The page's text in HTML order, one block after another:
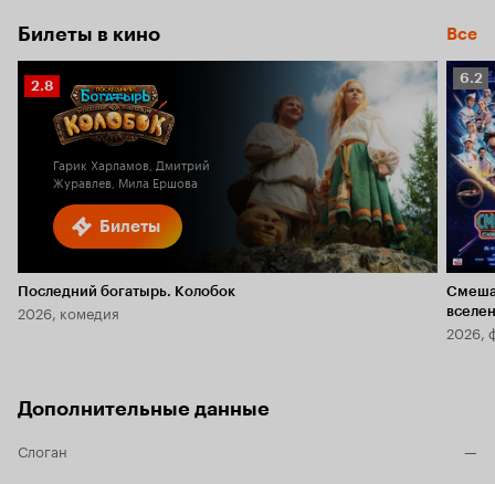
Билеты в кино Все
Билеты
Рейтинг
Кинопоиска
2.8
Гарик Харламов, Дмитрий
Журавлев, Мила Ершова
Последний богатырь. Колобок
2026, комедия
6.2
6.2
2026,
Дополнительные данные
Слоган —